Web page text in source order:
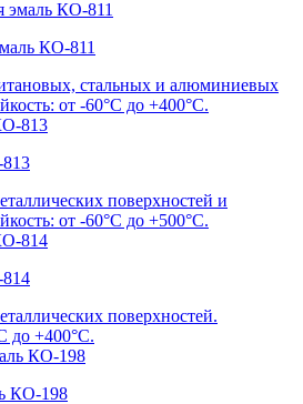
КО-811
стальных и алюминиевых
от -60°С до +400°С.
поверхностей и
от -60°С до +500°С.
поверхностей.
до +400°С.
КО-198